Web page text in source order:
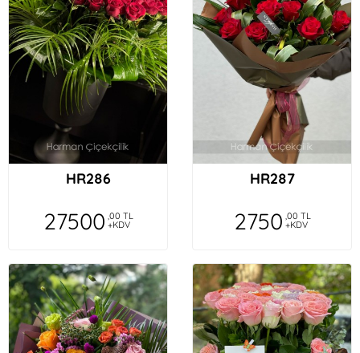
HR286
27500 ,00 TL
+KDV
HR287
2750 ,00 TL
+KDV